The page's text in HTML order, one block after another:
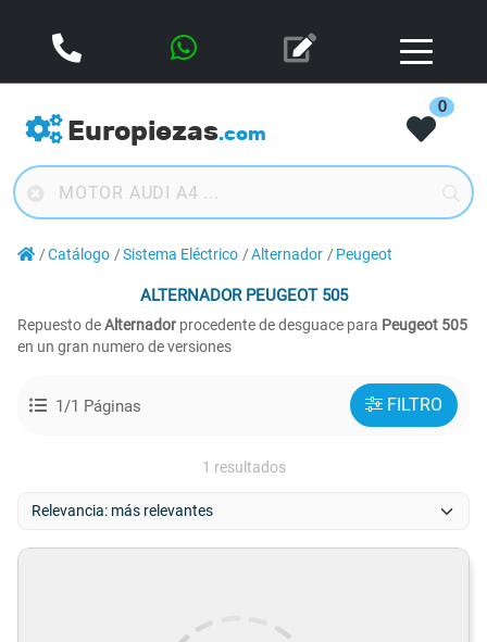
Europiezas.com
0
Catálogo Sistema Eléctrico Alternador Peugeot
ALTERNADORPEUGEOT 505
Repuesto deAlternador procedente de desguace para Peugeot 505
en un gran numero de versiones
1/1 Páginas FILTRO
1 resultados